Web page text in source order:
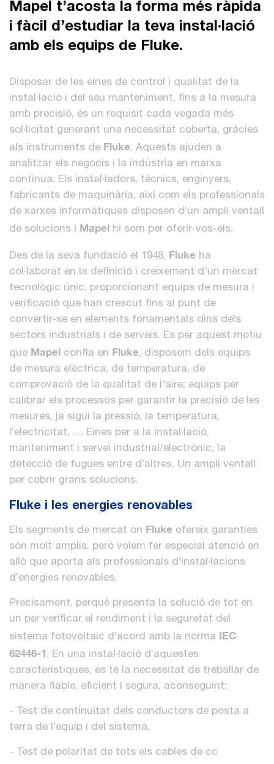
Mapel t’acosta la forma més ràpida
i fàcil d’estudiar la teva instal·lació
amb els equips de Fluke.
Disposar de les eines de control i qualitat de la
instal·lació i del seu manteniment, fins a la mesura
amb precisió, és un requisit cada vegada més
sol·licitat generant una necessitat coberta, gràcies
als instruments de Fluke. Aquests ajuden a
analitzar els negocis i la indústria en marxa
continua. Els instal·ladors, tècnics, enginyers,
fabricants de maquinària, així com els professionals
de xarxes informàtiques disposen d’un ampli ventall
de solucions i Mapel hi som per oferir-vos-els.
Des de la seva fundació el 1948, Fluke ha
col·laborat en la definició i creixement d'un mercat
tecnològic únic, proporcionant equips de mesura i
verificació que han crescut fins al punt de
convertir-se en elements fonamentals dins dels
sectors industrials i de serveis. És per aquest motiu
que Mapel confia en Fluke, disposem dels equips
de mesura elèctrica, de temperatura, de
comprovació de la qualitat de l'aire; equips per
calibrar els processos per garantir la precisió de les
mesures, ja sigui la pressió, la temperatura,
l’electricitat, … Eines per a la instal·lació,
manteniment i servei industrial/electrònic, la
detecció de fugues entre d’altres. Un ampli ventall
per cobrir grans solucions.
Fluke i les energies renovables
Els segments de mercat on Fluke ofereix garanties
són molt amplis, però volem fer especial atenció en
allò que aporta als professionals d’instal·lacions
d’energies renovables.
Precisament, perquè presenta la solució de tot en
un per verificar el rendiment i la seguretat del
sistema fotovoltaic d’acord amb la norma IEC
62446-1. En una instal·lació d’aquestes
característiques, es té la necessitat de treballar de
manera fiable, eficient i segura, aconseguint:
- Test de continuïtat dels conductors de posta a
terra de l’equip i del sistema.
- Test de polaritat de tots els cables de cc